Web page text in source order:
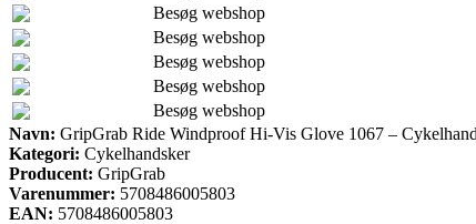
Besøg webshop
Besøg webshop
Besøg webshop
Besøg webshop
Besøg webshop
Navn: GripGrab Ride Windproof Hi-Vis Glove 1067 –
Kategori: Cykelhandsker
Producent: GripGrab
Varenummer: 5708486005803
EAN: 5708486005803